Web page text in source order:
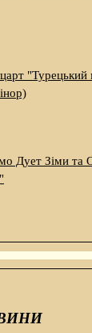
Дует Зіми та